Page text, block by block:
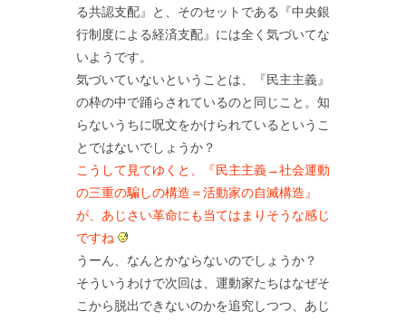
る共認支配』と、そのセットである『中央銀
行制度による経済支配』には全く気づいてな
いようです。
気づいていないということは、『民主主義』
の枠の中で踊らされているのと同じこと。知
らないうちに呪文をかけられているというこ
とではないでしょうか？
こうして見てゆくと、『民主主義→社会運動
の三重の騙しの構造＝活動家の自滅構造』
が、あじさい革命にも当てはまりそうな感じ
ですね
うーん、なんとかならないのでしょうか？
そういうわけで次回は、運動家たちはなぜそ
こから脱出できないのかを追究しつつ、あじ